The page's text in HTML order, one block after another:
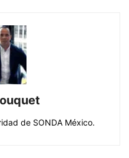
de SONDA México.